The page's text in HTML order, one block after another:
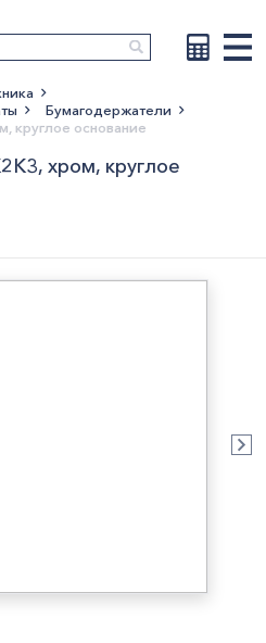
больше
Бумагодержатели
круглое основание
хром, круглое